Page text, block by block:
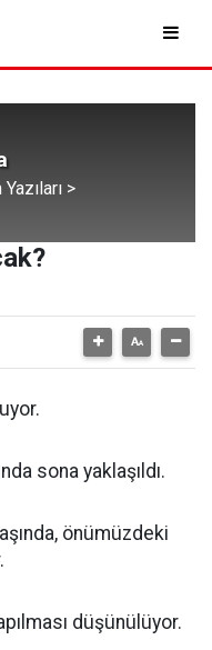
>
sona yaklaşıldı.
önümüzdeki
düşünülüyor.